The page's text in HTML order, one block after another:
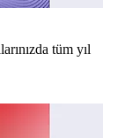
tüm yıl